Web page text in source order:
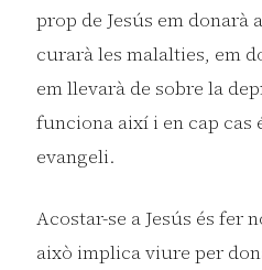
prop de Jesús em donarà
curarà les malalties, em
em llevarà de sobre la
funciona així i en cap cas
evangeli.
Acostar-se a Jesús és fer
això implica viure per